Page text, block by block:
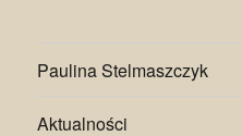
Paulina Stelmaszczyk
Aktualności